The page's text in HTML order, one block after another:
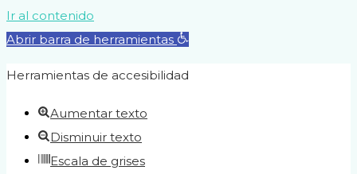
Ir al contenido
Abrir barra de herramientas
Herramientas de accesibilidad
Aumentar texto
Disminuir texto
Escala de grises